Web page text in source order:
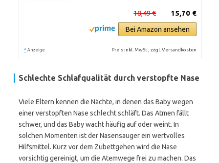
15,70 €
18,49 €
Bei Amazon ansehen
* Anzeige Preis inkl. MwSt., zzgl. Versandkosten
Schlechte Schlafqualität durch verstopfte Nase
Viele Eltern kennen die Nächte, in denen das Baby wegen
einer verstopften Nase schlecht schläft. Das Atmen fällt
schwer, und das Baby wacht häufig auf oder weint. In
solchen Momenten ist der Nasensauger ein wertvolles
Hilfsmittel. Kurz vor dem Zubettgehen wird die Nase
vorsichtig gereinigt, um die Atemwege frei zu machen. Das